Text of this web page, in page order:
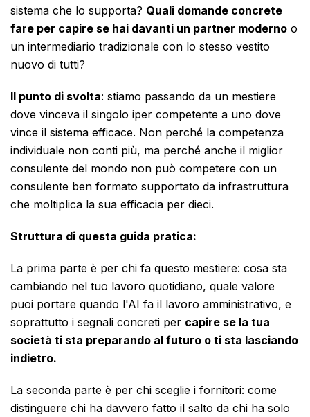
sistema che lo supporta? Quali domande concrete
fare per capire se hai davanti un partner moderno o
un intermediario tradizionale con lo stesso vestito
nuovo di tutti?
Il punto di svolta: stiamo passando da un mestiere
dove vinceva il singolo iper competente a uno dove
vince il sistema efficace. Non perché la competenza
individuale non conti più, ma perché anche il miglior
consulente del mondo non può competere con un
consulente ben formato supportato da infrastruttura
che moltiplica la sua efficacia per dieci.
Struttura di questa guida pratica:
La prima parte è per chi fa questo mestiere: cosa sta
cambiando nel tuo lavoro quotidiano, quale valore
puoi portare quando l'AI fa il lavoro amministrativo, e
soprattutto i segnali concreti per capire se la tua
società ti sta preparando al futuro o ti sta lasciando
indietro.
La seconda parte è per chi sceglie i fornitori: come
distinguere chi ha davvero fatto il salto da chi ha solo